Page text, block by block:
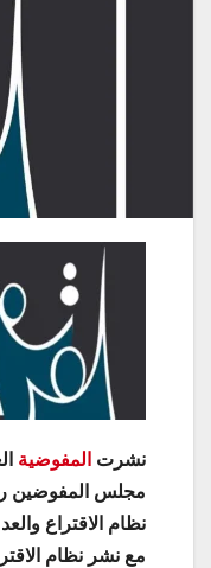
نشرت المفوضية
نظام الاقتراع والعد
مع نشر نظام